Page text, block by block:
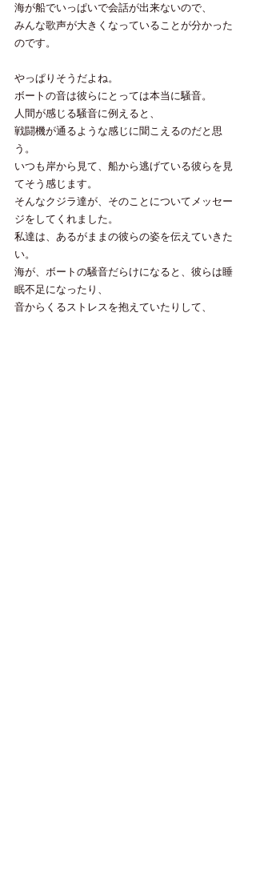
海が船でいっぱいで会話が出来ないので、
みんな歌声が大きくなっていることが分かった
のです。
やっぱりそうだよね。
ボートの音は彼らにとっては本当に騒音。
人間が感じる騒音に例えると、
戦闘機が通るような感じに聞こえるのだと思
う。
いつも岸から見て、船から逃げている彼らを見
てそう感じます。
そんなクジラ達が、そのことについてメッセー
ジをしてくれました。
私達は、あるがままの彼らの姿を伝えていきた
い。
海が、ボートの騒音だらけになると、彼らは睡
眠不足になったり、
音からくるストレスを抱えていたりして、